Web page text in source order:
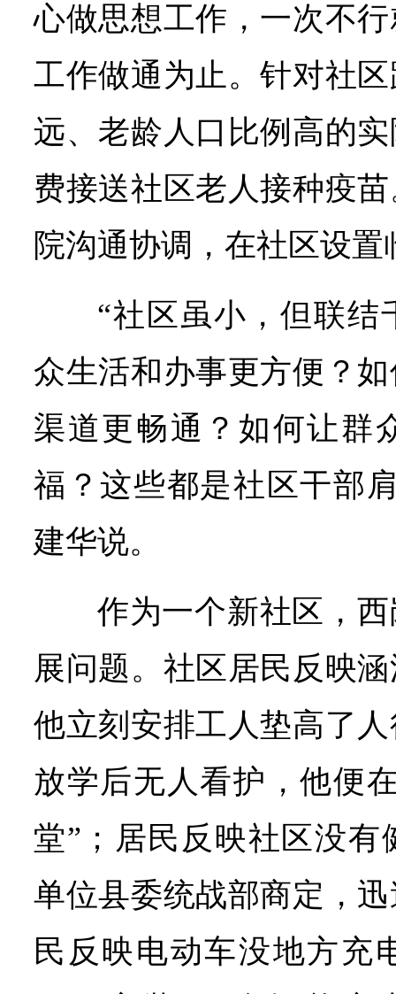
心做思想工作，一次不
工作做通为止。针对社
远、老龄人口比例高的
费接送社区老人接种疫
院沟通协调，在社区设
“社区虽小，但联结
众生活和办事更方便？
渠道更畅通？如何让群
福？这些都是社区干部
建华说。
作为一个新社区，
展问题。社区居民反映
他立刻安排工人垫高了
放学后无人看护，他便
堂”；居民反映社区没
单位县委统战部商定，
民反映电动车没地方充